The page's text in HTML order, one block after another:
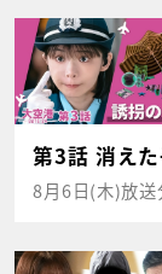
第3話 消え
8月6日(木)放送